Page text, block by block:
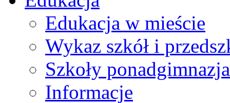
Edukacja w mieście
Wykaz szkół i
Szkoły
Informacje